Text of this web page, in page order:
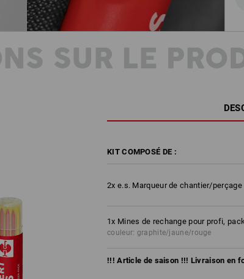
SUR LE
KIT COMPOSÉ DE :
2x e.s. Marqueur de chantier/
1x Mines de rechange pour profi,
couleur: graphite/jaune/rouge
!!! Article de saison !!! Livraison en